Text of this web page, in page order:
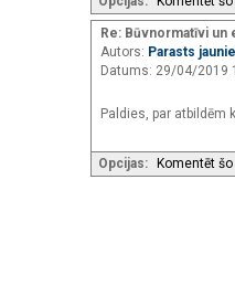
Re: Būvnormatīvi un
Autors: Parasts
Datums: 29/04/2019
Paldies, par atbildēm
Opcijas: Komentēt